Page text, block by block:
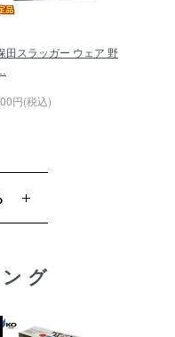
田スラッガー ウェア 野
円(税込)
グ